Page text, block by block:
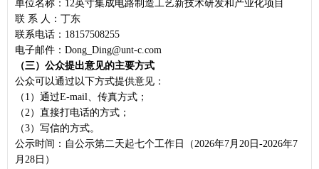
单位名称：12英寸集成电路制造工艺新技术研发和产业化项目
联 系 人：丁东
联系电话：18157508255
电子邮件：Dong_Ding@unt-c.com
（三）公众提出意见的主要方式
公众可以通过以下方式提供意见：
（1）通过E-mail、传真方式；
（2）直接打电话的方式；
（3）写信的方式。
公示时间：自公示第二天起七个工作日（2026年7月20日-2026年7
月28日）